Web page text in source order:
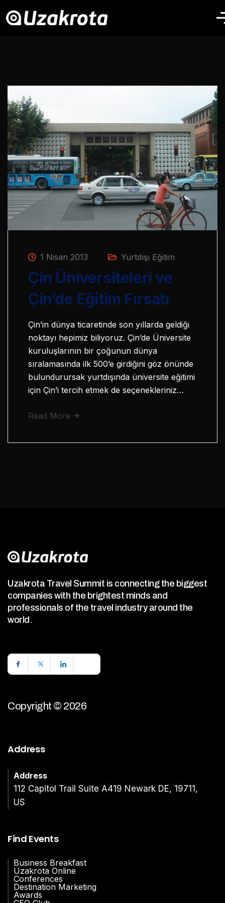
1 Nisan 2013 Yurtdışı Eğitim
Çin Üniversiteleri ve
Çin’de Eğitim Fırsatı
Çin’in dünya ticaretinde son yıllarda geldiği
noktayı hepimiz biliyoruz. Çin’de Üniversite
kuruluşlarının bir çoğunun dünya
sıralamasında ilk 500’e girdiğini göz önünde
bulundurursak yurtdışında üniversite eğitimi
için Çin’i tercih etmek de seçenekleriniz…
Read More
Uzakrota Travel Summit is connecting the biggest
companies with the brightest minds and
professionals of the travel industry around the
world.
Copyright © 2026
Address
Address
112 Capitol Trail Suite A419 Newark DE, 19711,
US
Find Events
Business Breakfast
Uzakrota Online
Conferences
Destination Marketing
Awards